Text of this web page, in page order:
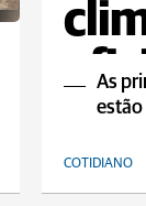
As
estão
COTIDIANO